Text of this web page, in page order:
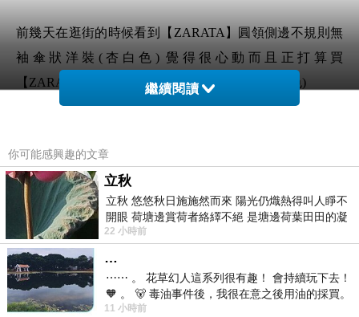
前幾天在逛街的時候看到【ZARATA】圓領側邊不規則無
袖傘狀洋裝(杏白色) 覺得很心動而且正打算買
【ZARATA】圓領側邊不規則無袖傘狀洋裝(杏白色)
色) 在網路上買應該會比較便宜，【ZARATA】圓領側邊
不規則無袖傘狀洋裝(杏白色)而且24小時都能買，上網慢
慢挑選，不用等店家開門也不用看店員臉色
想要購買【ZARATA】圓領側邊不規則無袖傘狀
洋裝(杏白色)已經想很多天了!也求助谷哥大神 發
現【ZARATA】圓領側邊不規則無袖傘狀洋裝(杏
繼續閱讀
你可能感興趣的文章
立秋
立秋 悠悠秋日施施然而來 陽光仍熾熱得叫人睜不
開眼 荷塘邊賞荷者絡繹不絕 是塘邊荷葉田田的凝
望 風中飄逸的是映日荷花別樣紅
22 小時前
…
⋯⋯ 。 花草幻人這系列很有趣！ 會持續玩下去！
🧡 。 🐻 毒油事件後，我很在意之後用油的採買。
前天購買了我之前就很愛
11 小時前